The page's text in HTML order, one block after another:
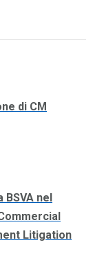
di CM
BSVA nel
Litigation